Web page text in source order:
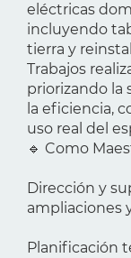
eléctricas
incluyendo
tierra y
Trabajos
priorizando la
la eficiencia,
uso real del
🔹 Como
Dirección y
ampliaciones
Planificación